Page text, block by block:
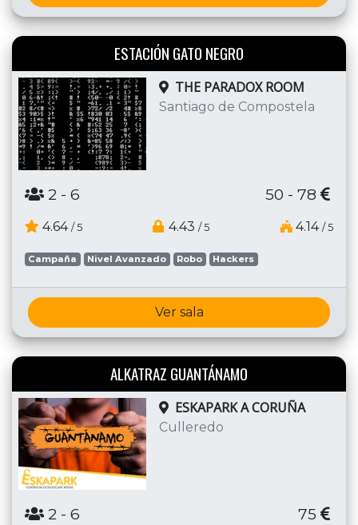
ESTACIÓN GATO NEGRO
THE PARADOX ROOM
Santiago de Compostela
2 - 6 50 - 78
4.64 / 5 4.43 / 5 4.14 / 5
Campaña Nivel Avanzado Robo Hackers
Ver sala
ALKATRAZ GUANTÁNAMO
ESKAPARK A CORUÑA
Culleredo
2 - 6 75